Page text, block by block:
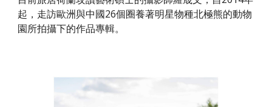
起，走訪歐洲與中國26個圈養著明星物種北極熊的動物
園所拍攝下的作品專輯。